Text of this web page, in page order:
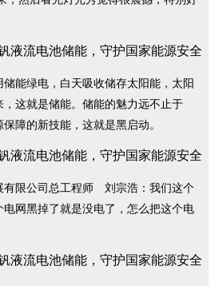
绿电，白天吸收储存太阳能，太阳
这就是储能。储能的魅力远不止于
障的新技能，这就是黑启动。
限公司总工程师 刘宗浩：我们这个
网黑掉了就是没电了，怎么把这个电